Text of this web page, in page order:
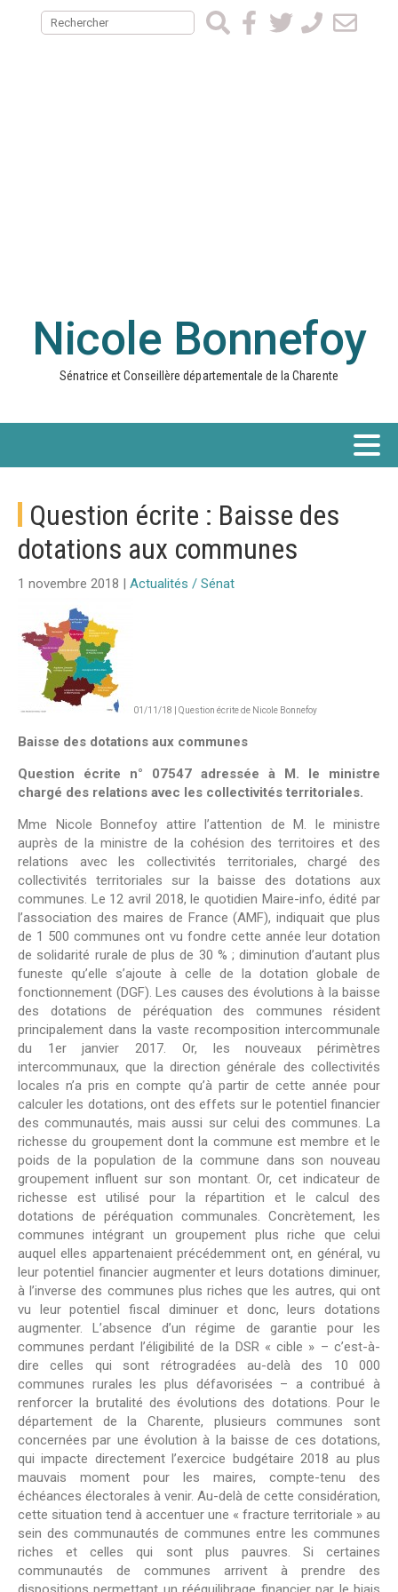
Nicole Bonnefoy
Sénatrice et Conseillère départementale de la Charente
Question écrite : Baisse des
dotations aux communes
1 novembre 2018 | Actualités / Sénat
01/11/18 | Question écrite de Nicole Bonnefoy
Baisse des dotations aux communes
Question écrite n° 07547 adressée à M. le ministre
chargé des relations avec les collectivités territoriales.
Mme Nicole Bonnefoy attire l’attention de M. le ministre
auprès de la ministre de la cohésion des territoires et des
relations avec les collectivités territoriales, chargé des
collectivités territoriales sur la baisse des dotations aux
communes. Le 12 avril 2018, le quotidien Maire-info, édité par
l’association des maires de France (AMF), indiquait que plus
de 1 500 communes ont vu fondre cette année leur dotation
de solidarité rurale de plus de 30 % ; diminution d’autant plus
funeste qu’elle s’ajoute à celle de la dotation globale de
fonctionnement (DGF). Les causes des évolutions à la baisse
des dotations de péréquation des communes résident
principalement dans la vaste recomposition intercommunale
du 1er janvier 2017. Or, les nouveaux périmètres
intercommunaux, que la direction générale des collectivités
locales n’a pris en compte qu’à partir de cette année pour
calculer les dotations, ont des effets sur le potentiel financier
des communautés, mais aussi sur celui des communes. La
richesse du groupement dont la commune est membre et le
poids de la population de la commune dans son nouveau
groupement influent sur son montant. Or, cet indicateur de
richesse est utilisé pour la répartition et le calcul des
dotations de péréquation communales. Concrètement, les
communes intégrant un groupement plus riche que celui
auquel elles appartenaient précédemment ont, en général, vu
leur potentiel financier augmenter et leurs dotations diminuer,
à l’inverse des communes plus riches que les autres, qui ont
vu leur potentiel fiscal diminuer et donc, leurs dotations
augmenter. L’absence d’un régime de garantie pour les
communes perdant l’éligibilité de la DSR « cible » – c’est-à-
dire celles qui sont rétrogradées au-delà des 10 000
communes rurales les plus défavorisées – a contribué à
renforcer la brutalité des évolutions des dotations. Pour le
département de la Charente, plusieurs communes sont
concernées par une évolution à la baisse de ces dotations,
qui impacte directement l’exercice budgétaire 2018 au plus
mauvais moment pour les maires, compte-tenu des
échéances électorales à venir. Au-delà de cette considération,
cette situation tend à accentuer une « fracture territoriale » au
sein des communautés de communes entre les communes
riches et celles qui sont plus pauvres. Si certaines
communautés de communes arrivent à prendre des